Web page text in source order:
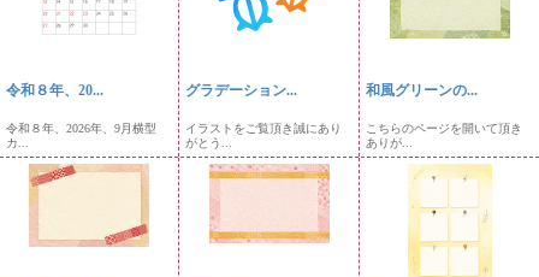
令和８年、20...
令和８年、2026年、9月横型
カ...
グラデーション...
イラストをご覧頂き誠にあり
がとう...
和風グリーンの...
こちらのページを開いて頂き
ありが...